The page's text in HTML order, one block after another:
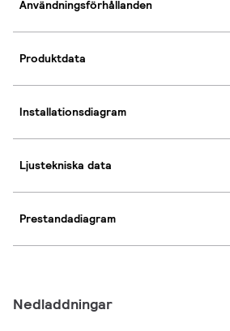
Användningsförhållanden
Produktdata
Installationsdiagram
Ljustekniska data
Prestandadiagram
Nedladdningar